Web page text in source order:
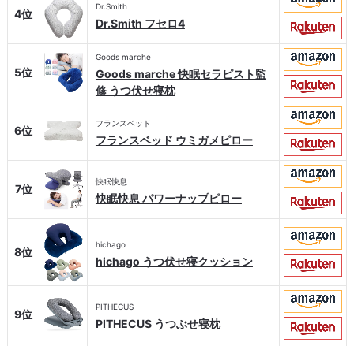
4位
Dr.Smith
Dr.Smith フセロ4
5位
Goods marche
Goods marche 快眠セラピスト監
修 うつ伏せ寝枕
6位
フランスベッド
フランスベッド ウミガメピロー
7位
快眠快息
快眠快息 パワーナップピロー
8位
hichago
hichago うつ伏せ寝クッション
9位
PITHECUS
PITHECUS うつぶせ寝枕